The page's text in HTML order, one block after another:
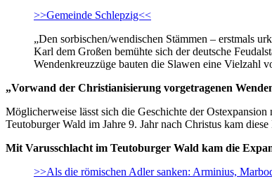
>>Gemeinde Schlepzig<<
„Den sorbischen/wendischen Stämmen – erstmals
Karl dem Großen bemühte sich der deutsche
Wendenkreuzzüge bauten die Slawen eine Vielzahl
„Vorwand der Christianisierung vorgetragenen
Möglicherweise lässt sich die Geschichte der
Teutoburger Wald im Jahre 9. Jahr nach Christus kam
Mit Varusschlacht im Teutoburger Wald kam die
>>Als die römischen Adler sanken: Arminius,